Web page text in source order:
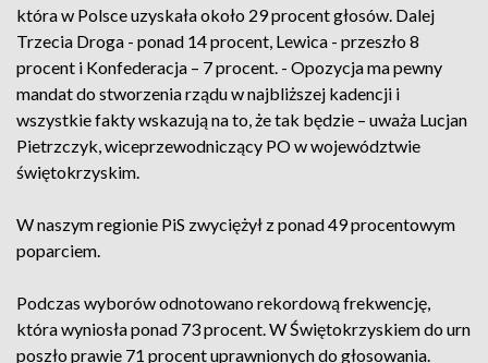
która w Polsce uzyskała około 29 procent głosów. Dalej
Trzecia Droga - ponad 14 procent, Lewica - przeszło 8
procent i Konfederacja – 7 procent. - Opozycja ma pewny
mandat do stworzenia rządu w najbliższej kadencji i
wszystkie fakty wskazują na to, że tak będzie – uważa Lucjan
Pietrzczyk, wiceprzewodniczący PO w województwie
świętokrzyskim.
W naszym regionie PiS zwyciężył z ponad 49 procentowym
poparciem.
Podczas wyborów odnotowano rekordową frekwencję,
która wyniosła ponad 73 procent. W Świętokrzyskiem do urn
poszło prawie 71 procent uprawnionych do głosowania.